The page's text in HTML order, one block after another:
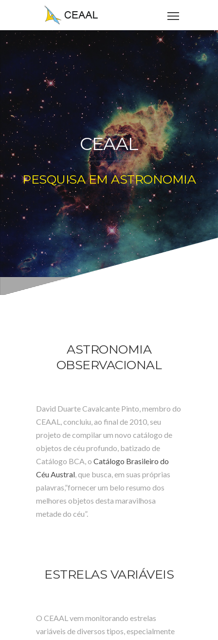
CEAAL
PESQUISA EM ASTRONOMIA
ASTRONOMIA
OBSERVACIONAL
David Duarte Cavalcante Pinto, membro do
CEAAL, concluiu, ao final de 2010, seu
projeto de compilar um novo catálogo de
objetos de céu profundo, batizado de
Catálogo BCA, o Catálogo Brasileiro do
Céu Austral, que busca, em suas próprias
palavras,”fornecer um belo resumo dos
melhores objetos desta maravilhosa
metade do céu”.
ESTRELAS VARIÁVEIS
O CEAAL vem monitorando estrelas
variáveis de diversos tipos, especialmente